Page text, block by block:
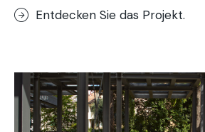
Entdecken Sie das Projekt.